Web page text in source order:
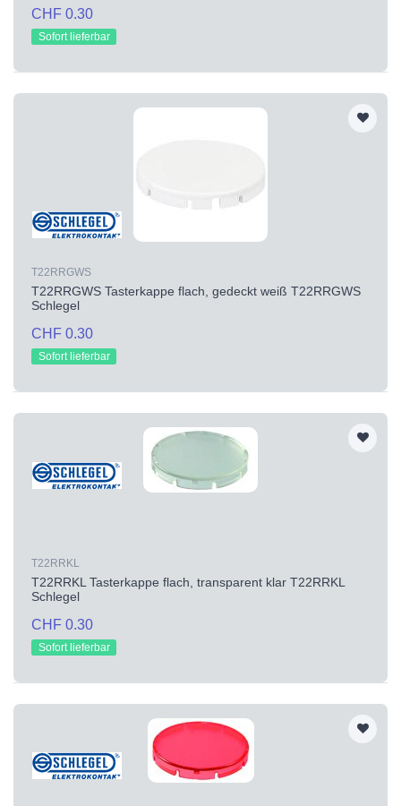
CHF 0.30
Sofort lieferbar
T22RRGWS
T22RRGWS Tasterkappe flach, gedeckt weiß T22RRGWS
Schlegel
CHF 0.30
Sofort lieferbar
T22RRKL
T22RRKL Tasterkappe flach, transparent klar T22RRKL
Schlegel
CHF 0.30
Sofort lieferbar